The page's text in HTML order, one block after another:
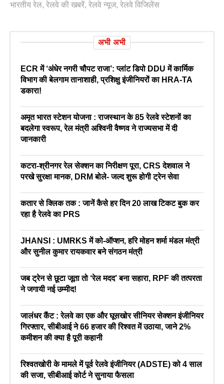
भारतीय रेल, रेलवे की खबरें, रेलवे न्‍यूज, रेलवे विजिलेंस
अभी अभी
ECR में ‘अंधेर नगरी चौपट राजा’: प्लांट डिपो DDU में कार्मिक
विभाग की बेलगाम तानाशाही, प्रशिक्षु इंजीनियरों का HRA-TA
डकारा!
अमृत भारत स्टेशन योजना : राजस्थान के 85 रेलवे स्टेशनों का
बदलेगा स्वरूप, रेल मंत्री अश्विनी वैष्णव ने राज्यसभा में दी
जानकारी
कटरा-श्रीनगर रेल सेक्शन का निरीक्षण पूरा, CRS देशवाल ने
परखे सुरक्षा मानक, DRM बोले- जल्द शुरू होगी ट्रेन सेवा
कतार से क्लिक तक : जानें कैसे हर दिन 20 लाख टिकट बुक कर
रहा है रेलवे का PRS
JHANSI : UMRKS में को-ऑप्शन, हरि मोहन शर्मा मंडल मंत्री
और सुनील कुमार रायकवार बने संगठन मंत्री
जब ट्रेन से छूटा जूता तो ‘रेल मदद’ बना सहारा, RPF की तत्परता
ने जगायी नई उम्मीद!
जालंधर कैंट : रेलवे का एक और घूसखोर सीनियर सेक्शन इंजीनियर
गिरफ्तार, सीबीआई ने 66 हजार की रिश्वत में उठाया, जाने 2%
कमीशन की क्या है पूरी कहानी
रिश्वतखोरी के मामले में पूर्व रेलवे इंजीनियर (ADSTE) को 4 साल
की सजा, सीबीआई कोर्ट ने सुनाया फैसला